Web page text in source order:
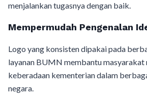
menjalankan tugasnya dengan baik.
Mempermudah Pengenalan
Logo yang konsisten dipakai pada
layanan BUMN membantu masyarakat
keberadaan kementerian dalam
negara.